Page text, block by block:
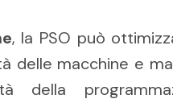
, la PSO può
delle macchine e
della